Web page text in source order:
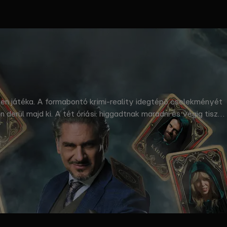
játéka. A formabontó krimi-reality idegtépő cselekményét
majd ki. A tét óriási: higgadtnak maradni és végig tiszta
során gyűjthetnek össze. © RTL Magyarország